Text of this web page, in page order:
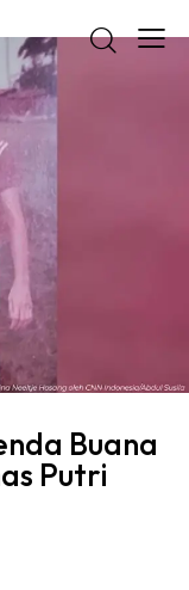
Buana
Putri